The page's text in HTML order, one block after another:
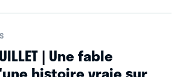
| Une fable